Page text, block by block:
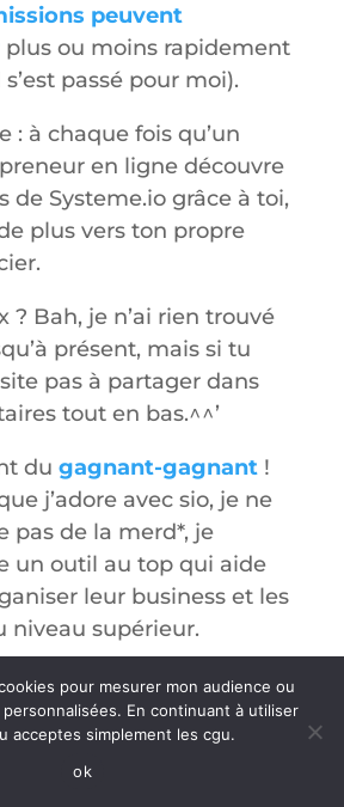
peuvent
plus ou moins rapidement
s’est passé pour moi).
: à chaque fois qu’un
en ligne découvre
de Systeme.io grâce à toi,
plus vers ton propre
? Bah, je n’ai rien trouvé
présent, mais si tu
pas à partager dans
tout en bas.^^’
du gagnant-gagnant!
j’adore avec sio, je ne
pas de la merd*, je
un outil au top qui aide
leur business et les
niveau supérieur.
pour mesurer mon audience ou
En continuant à utiliser
acceptes simplement les cgu.
ok